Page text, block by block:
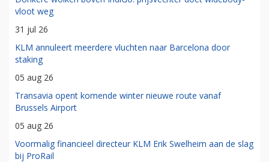
vloot weg
31 jul 26
KLM annuleert meerdere vluchten naar Barcelona door
staking
05 aug 26
Transavia opent komende winter nieuwe route vanaf
Brussels Airport
05 aug 26
Voormalig financieel directeur KLM Erik Swelheim aan de slag
bij ProRail